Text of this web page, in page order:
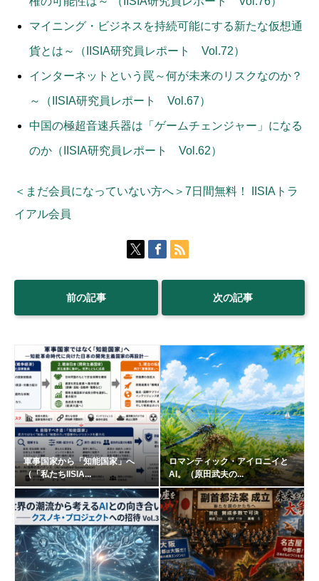
マイニング・ビジネスを持続可能にする新たな仮想通
貨とは～（IISIA研究員レポート Vol.72）
インターネットという罠～何が未来のリスクなのか？
～（IISIA研究員レポート Vol.67）
中国の極超音速兵器は「ゲームチェンジャー」になる
のか（IISIA研究員レポート Vol.62）
＜まだ会員になっていない方へ＞7日間無料！ IISIAトラ
イアル会員
前の記事 次の記事
軍事国家から「知能国家」へ
（「私たちIISIA...
ロマンティック・アイロニイと
AI。（原田武夫の...